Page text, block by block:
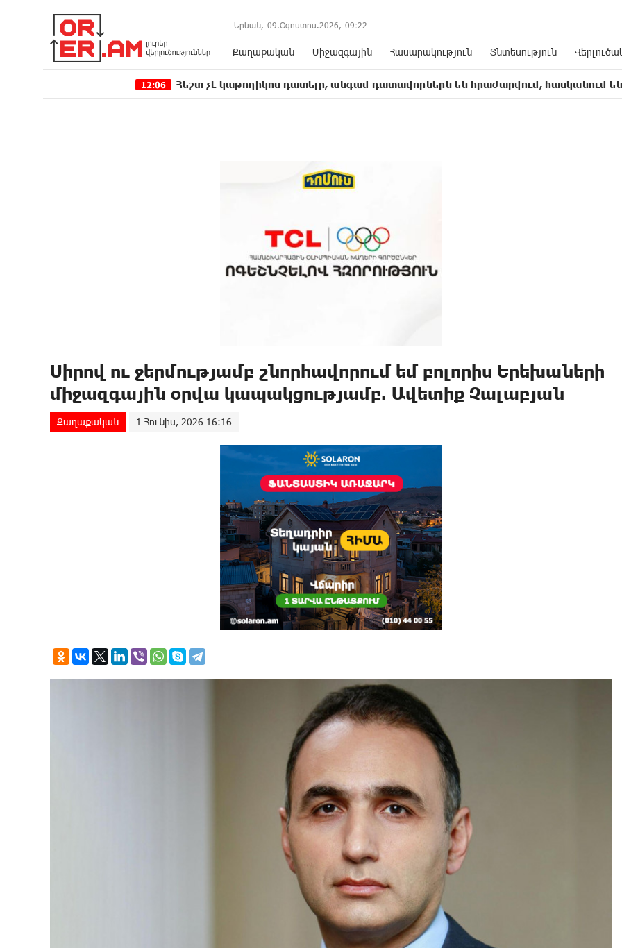
Երևան, 09.Օգոստոս.2026, 09 :22
Քաղաքական Միջազգային Հասարակություն Տնտեսություն
Հեշտ չէ կաթողիկոս դատելը, անգամ դատավորներն են հրաժարվում, հասկանում են, որ
Սիրով ու ջերմությամբ շնորհավորում եմ բոլորիս Երեխաների
միջազգային օրվա կապակցությամբ. Ավետիք Չալաբյան
Քաղաքական 1 Հունիս, 2026 16:16